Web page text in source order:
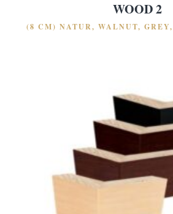
WOOD 2
(8 CM) NATUR, WALNUT,